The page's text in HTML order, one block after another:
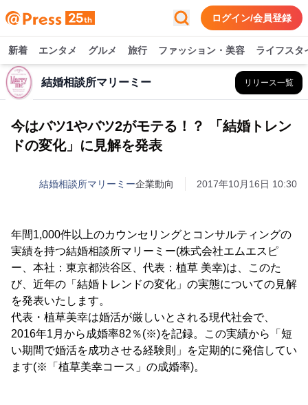
ログイン/会員登録
新着 エンタメ グルメ 旅行 ファッション・美容 ライフスタ
結婚相談所マリーミー リリース一覧
今はバツ1やバツ2がモテる！？ 「結婚トレン
ドの変化」に見解を発表
結婚相談所マリーミー企業動向 2017年10月16日 10:30
年間1,000件以上のカウンセリングとコンサルティングの
実績を持つ結婚相談所マリーミー(株式会社エムエスピ
ー、本社：東京都渋谷区、代表：植草 美幸)は、このた
び、近年の「結婚トレンドの変化」の実態についての見解
を発表いたします。
代表・植草美幸は婚活が厳しいとされる現代社会で、
2016年1月から成婚率82％(※)を記録。この実績から「短
い期間で婚活を成功させる経験則」を定期的に発信してい
ます(※「植草美幸コース」の成婚率)。